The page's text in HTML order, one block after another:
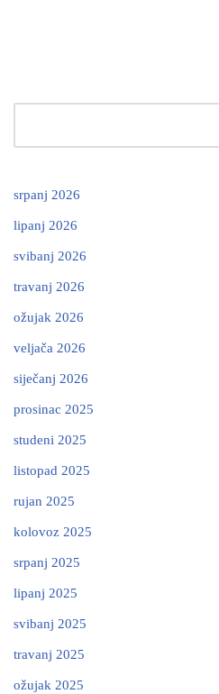
srpanj 2026
lipanj 2026
svibanj 2026
travanj 2026
ožujak 2026
veljača 2026
siječanj 2026
prosinac 2025
studeni 2025
listopad 2025
rujan 2025
kolovoz 2025
srpanj 2025
lipanj 2025
svibanj 2025
travanj 2025
ožujak 2025